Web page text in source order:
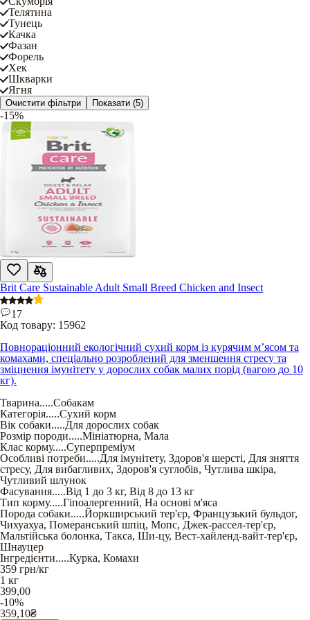
Телятина
Тунець
Качка
Фазан
Форель
Хек
Шкварки
Ягня
Очистити фільтри Показати (5)
-15%
Brit Care Sustainable Adult Small Breed Chicken and Insect
17
Код товару: 15962
Повнораціонний екологічний сухий корм із курячим м’ясом та
комахами, спеціально розроблений для зменшення стресу та
зміцнення імунітету у дорослих собак малих порід (вагою до 10
кг).
Тварина.....Собакам
Категорія.....Сухий корм
Вік собаки.....Для дорослих собак
Розмір породи.....Мініатюрна, Мала
Клас корму.....Суперпреміум
Особливі потреби.....Для імунітету, Здоров'я шерсті, Для зняття
стресу, Для вибагливих, Здоров'я суглобів, Чутлива шкіра,
Чутливий шлунок
Фасування.....Від 1 до 3 кг, Від 8 до 13 кг
Тип корму.....Гіпоалергенний, На основі м'яса
Порода собаки.....Йоркширський тер'єр, Французький бульдог,
Чихуахуа, Померанський шпіц, Мопс, Джек-рассел-тер'єр,
Мальтійська болонка, Такса, Ши-цу, Вест-хайленд-вайт-тер'єр,
Шнауцер
Інгредієнти.....Курка, Комахи
359 грн/кг
1 кг
399,00
-10%
359,10₴